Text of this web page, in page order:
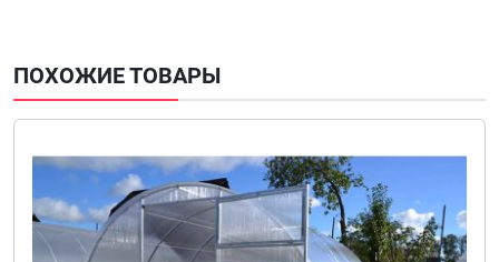
ПОХОЖИЕ ТОВАРЫ